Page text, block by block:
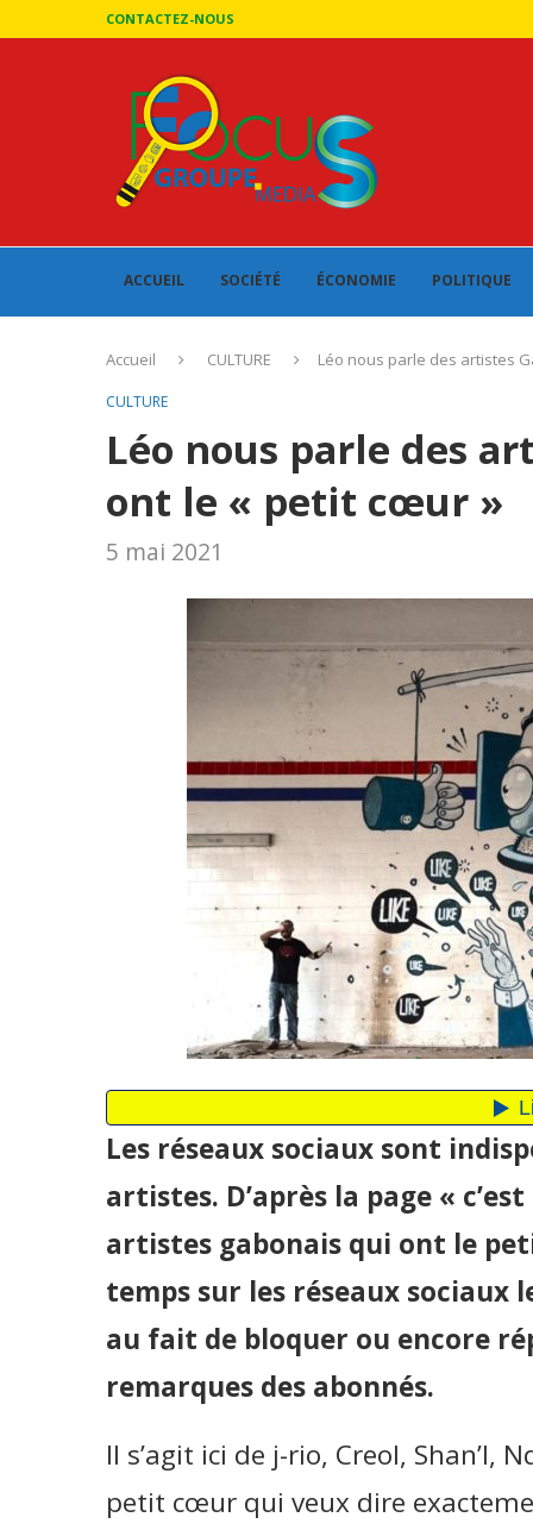
CONTACTEZ-NOUS
ACCUEIL SOCIÉTÉ ÉCONOMIE POLITIQUE
Accueil CULTURE Léo nous parle des artistes
CULTURE
Léo nous parle des
ont le « petit cœur »
5 mai 2021
Les réseaux sociaux sont
artistes. D’après la page «
artistes gabonais qui ont le
temps sur les réseaux sociaux
au fait de bloquer ou encore
remarques des abonnés.
Il s’agit ici de j-rio, Creol, Shan’l,
petit cœur qui veux dire